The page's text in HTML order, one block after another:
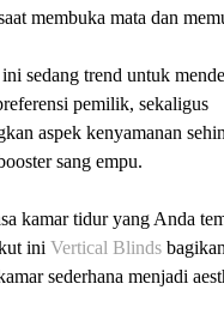
membuka mata dan
sedang trend untuk
pemilik, sekaligus
aspek kenyamanan
sang empu.
kamar tidur yang Anda
ini Vertical Blinds
sederhana menjadi